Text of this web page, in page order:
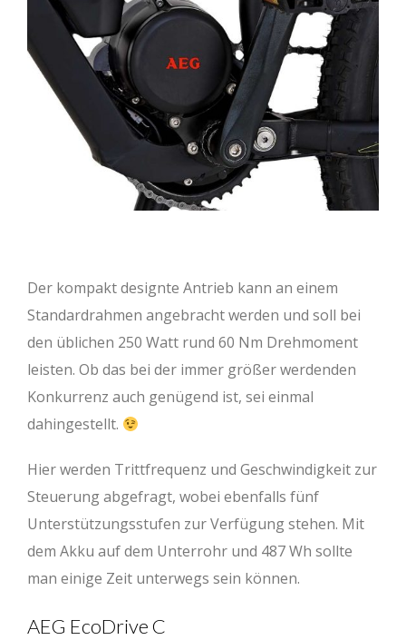
Der kompakt designte Antrieb kann an einem
Standardrahmen angebracht werden und soll bei
den üblichen 250 Watt rund 60 Nm Drehmoment
leisten. Ob das bei der immer größer werdenden
Konkurrenz auch genügend ist, sei einmal
dahingestellt.
Hier werden Trittfrequenz und Geschwindigkeit zur
Steuerung abgefragt, wobei ebenfalls fünf
Unterstützungsstufen zur Verfügung stehen. Mit
dem Akku auf dem Unterrohr und 487 Wh sollte
man einige Zeit unterwegs sein können.
AEG EcoDrive C